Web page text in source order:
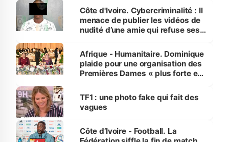
des Transports
Côte d'Ivoire. Cybercriminalité : Il
menace de publier les vidéos de
nudité d’une amie qui refuse ses
Afrique - Humanitaire. Dominique
plaide pour une organisation des
Premières Dames « plus forte et
sur la scène internationale »
TF1 : une photo fake qui fait des
vagues
Côte d’Ivoire - Football. La